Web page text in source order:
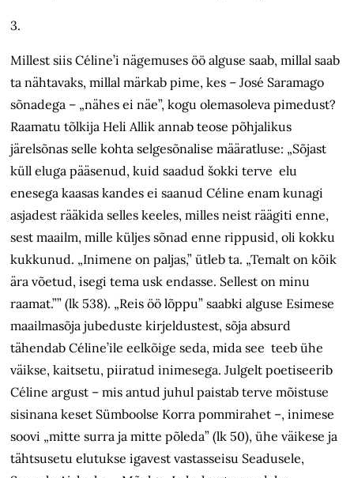
3.
Millest siis Céline’i nägemuses öö alguse saab, millal saab
ta nähtavaks, millal märkab pime, kes – José Saramago
sõnadega – „nähes ei näe”, kogu olemasoleva pimedust?
Raamatu tõlkija Heli Allik annab teose põhjalikus
järelsõnas selle kohta selgesõnalise määratluse: „Sõjast
küll eluga pääsenud, kuid saadud šokki terve elu
enesega kaasas kandes ei saanud Céline enam kunagi
asjadest rääkida selles keeles, milles neist räägiti enne,
sest maailm, mille küljes sõnad enne rippusid, oli kokku
kukkunud. „Inimene on paljas,” ütleb ta. „Temalt on kõik
ära võetud, isegi tema usk endasse. Sellest on minu
raamat.”” (lk 538). „Reis öö lõppu” saabki alguse Esimese
maailmasõja jubeduste kirjeldustest, sõja absurd
tähendab Céline’ile eelkõige seda, mida see teeb ühe
väikse, kaitsetu, piiratud inimesega. Julgelt poetiseerib
Céline argust – mis antud juhul paistab terve mõistuse
sisinana keset Sümboolse Korra pommirahet –, inimese
soovi „mitte surra ja mitte põleda” (lk 50), ühe väikese ja
tähtsusetu elutukse igavest vastasseisu Seadusele,